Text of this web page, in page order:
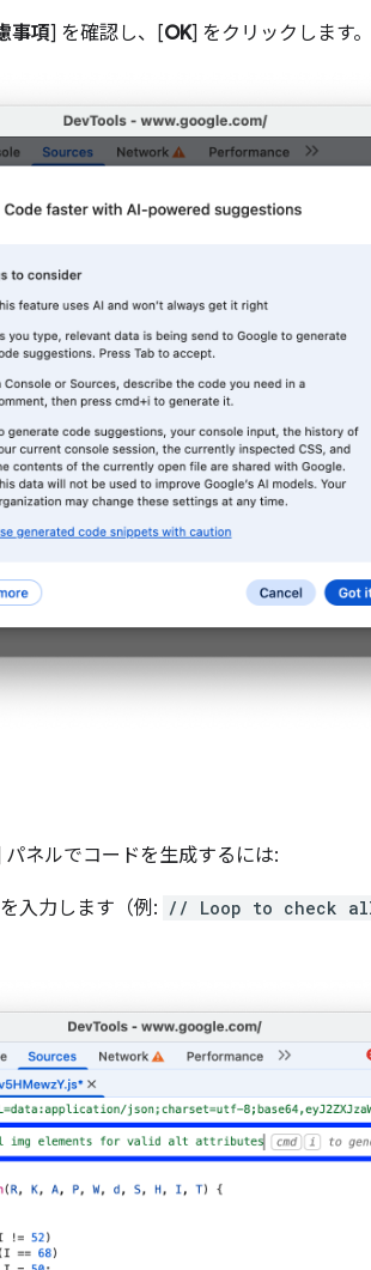
事項] を確認し、[OK] をクリックします。
パネルでコードを生成するには:
入力します（例: // Loop to check